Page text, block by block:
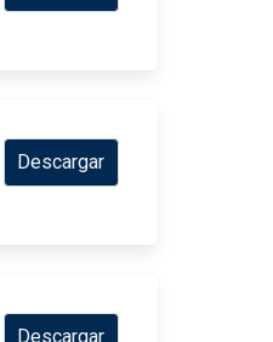
Descargar
Descargar